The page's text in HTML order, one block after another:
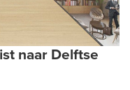
naar Delftse